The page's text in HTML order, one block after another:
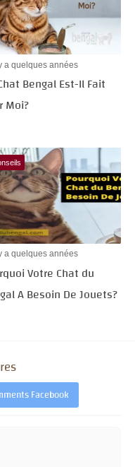
a quelques années
Bengal Est-Il Fait
Moi?
a quelques années
Votre Chat du
A Besoin De Jouets?
Facebook